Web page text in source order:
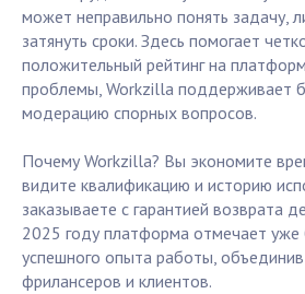
может неправильно понять задачу,
затянуть сроки. Здесь помогает
положительный рейтинг на
проблемы, Workzilla поддерживает
модерацию спорных вопросов.
Почему Workzilla? Вы экономите
видите квалификацию и историю
заказываете с гарантией возврата
2025 году платформа отмечает
успешного опыта работы,
фрилансеров и клиентов.